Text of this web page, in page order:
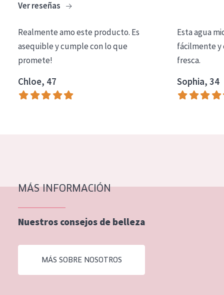
COLECCIÓN
Essentials
Lift+
Expert
TIPO DE PIEL
Piel expuesta al sol
Piel menopáusica
Todas las edades
Edad: de 35 a 55
Ver reseñas
Realmente amo este producto. Es
asequible y cumple con lo que
promete!
Chloe, 47
Esta agua
fácilmente y
fresca.
Sophia, 34
MÁS INFORMACIÓN
Nuestros consejos de belleza
MÁS SOBRE NOSOTROS